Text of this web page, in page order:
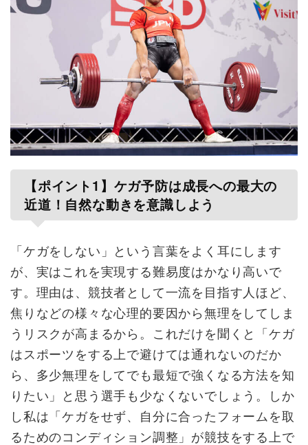
【ポイント1】ケガ予防は成長への最大の
近道！自然な動きを意識しよう
「ケガをしない」という言葉をよく耳にします
が、実はこれを実現する難易度はかなり高いで
す。理由は、競技者として一流を目指す人ほど、
焦りなどの様々な心理的要因から無理をしてしま
うリスクが高まるから。これだけを聞くと「ケガ
はスポーツをする上で避けては通れないのだか
ら、多少無理をしてでも最短で強くなる方法を知
りたい」と思う選手も少なくないでしょう。しか
し私は「ケガをせず、自分に合ったフォームを取
るためのコンディション調整」が競技をする上で